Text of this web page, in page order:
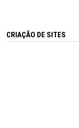
CRIAÇÃO DE SITES